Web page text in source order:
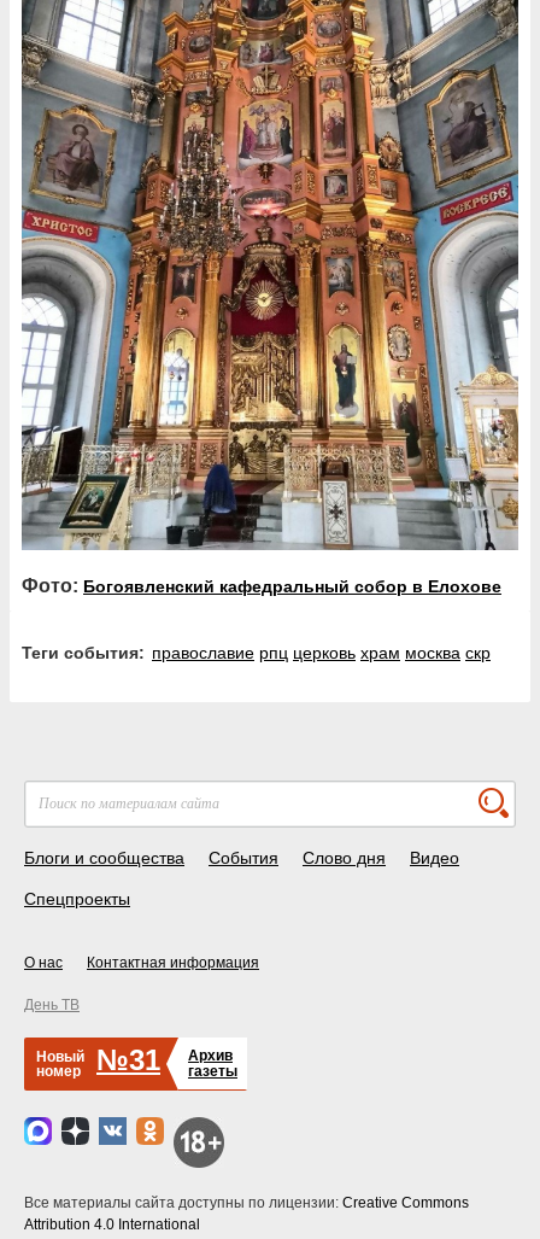
Фото: Богоявленский кафедральный собор в Елохове
Теги события: православие рпц церковь храм москва скр
Блоги и сообщества События Слово дня Видео
Спецпроекты
О нас Контактная информация
День ТВ
Новый
номер
№31
Архив
газеты
Все материалы сайта доступны по лицензии: Creative Commons
Attribution 4.0 International